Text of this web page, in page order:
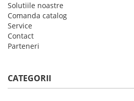
Solutiile noastre
Comanda catalog
Service
Contact
Parteneri
CATEGORII